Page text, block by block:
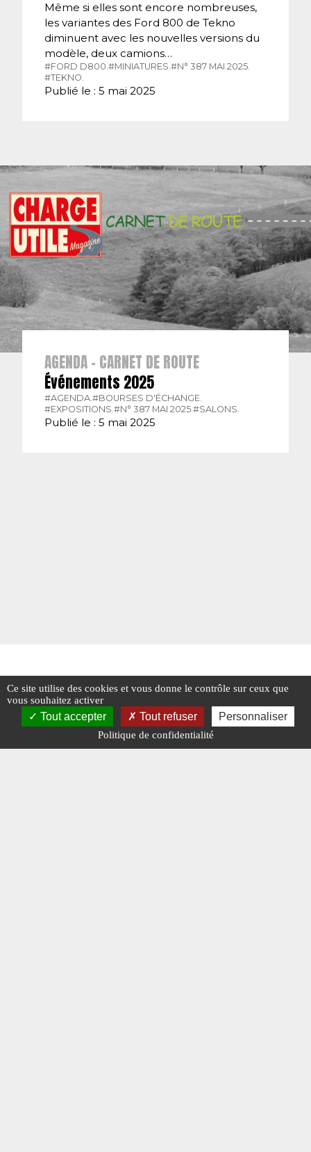
Même si elles sont encore nombreuses,
les variantes des Ford 800 de Tekno
diminuent avec les nouvelles versions du
modèle, deux camions…
#FORD D800.#MINIATURES.#N° 387 MAI 2025.
#TEKNO.
Publié le : 5 mai 2025
AGENDA - CARNET DE ROUTE
Événements 2025
#AGENDA. #BOURSES D'ÉCHANGE.
#EXPOSITIONS. #N° 387 MAI 2025. #SALONS.
Publié le : 5 mai 2025
Ce site utilise des cookies et vous donne le contrôle sur ceux que
vous souhaitez activer
Tout accepter Tout refuser Personnaliser
Politique de confidentialité